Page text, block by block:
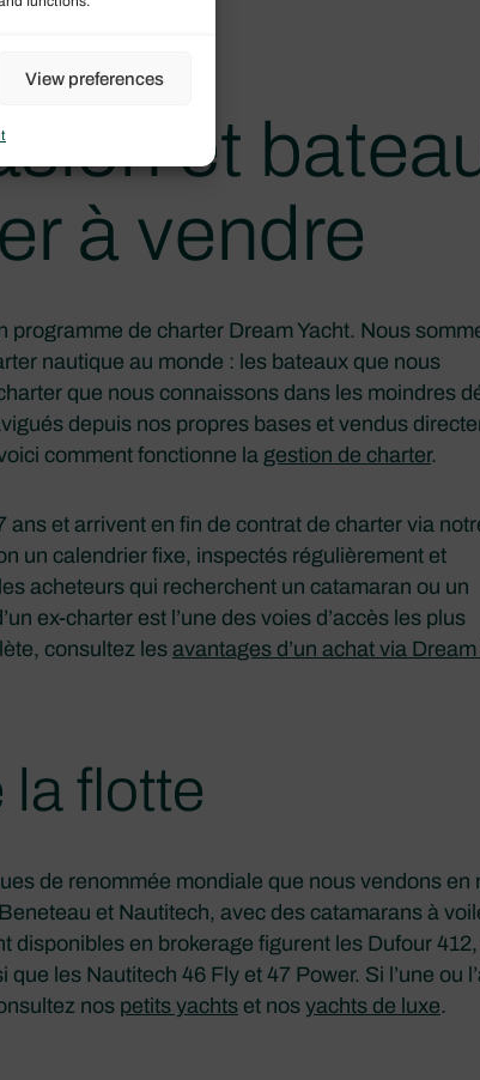
View preferences
et
à vendre
programme de charter Dream Yacht. Nous
nautique au monde : les bateaux que nous
que nous connaissons dans les moindres
depuis nos propres bases et vendus
comment fonctionne la gestion de charter.
ans et arrivent en fin de contrat de charter via
un calendrier fixe, inspectés régulièrement et
acheteurs qui recherchent un catamaran ou un
ex-charter est l’une des voies d’accès les plus
consultez les avantages d’un achat via Dream
flotte
de renommée mondiale que nous vendons en
et Nautitech, avec des catamarans à
en brokerage figurent les Dufour
les Nautitech 46 Fly et 47 Power. Si l’une ou
nos petits yachts et nos yachts de luxe.